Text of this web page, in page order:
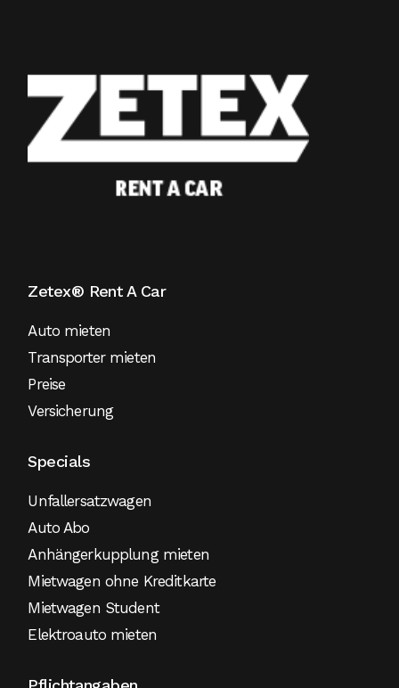
Zetex® Rent A Car
Auto mieten
Transporter mieten
Preise
Versicherung
Specials
Unfallersatzwagen
Auto Abo
Anhängerkupplung mieten
Mietwagen ohne Kreditkarte
Mietwagen Student
Elektroauto mieten